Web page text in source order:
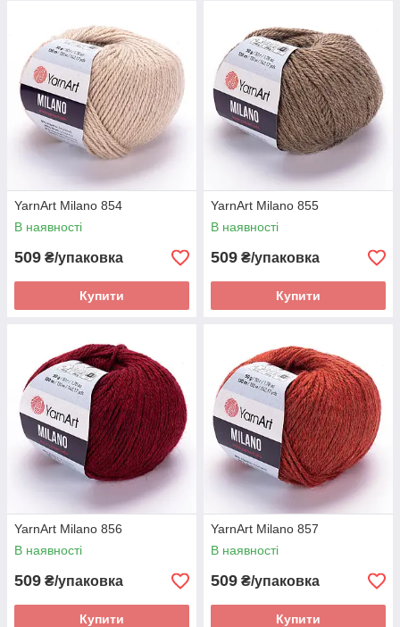
YarnArt Milano 854
В наявності
509 ₴/упаковка
Купити
YarnArt Milano 855
В наявності
509 ₴/упаковка
Купити
YarnArt Milano 856
В наявності
509 ₴/упаковка
Купити
YarnArt Milano 857
В наявності
509 ₴/упаковка
Купити